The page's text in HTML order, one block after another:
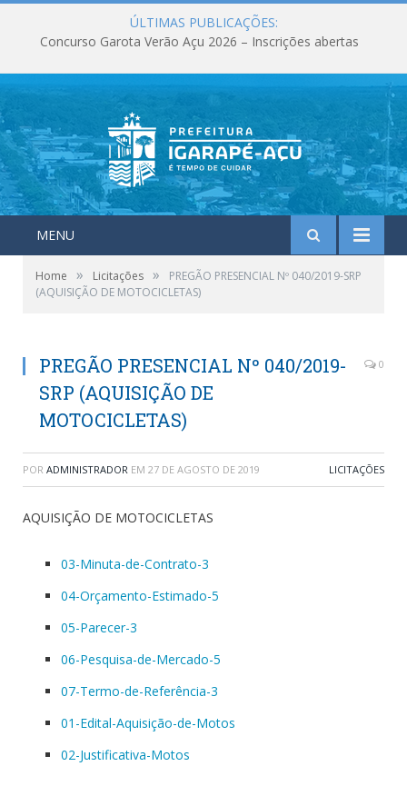
ÚLTIMAS PUBLICAÇÕES:
Concurso Garota Verão Açu 2026 – Inscrições abertas
MENU
Home » Licitações »
PREGÃO PRESENCIAL Nº 040/2019-SRP
(AQUISIÇÃO DE MOTOCICLETAS)
PREGÃO PRESENCIAL Nº 040/2019-
SRP (AQUISIÇÃO DE
MOTOCICLETAS)
0
POR ADMINISTRADOR EM 27 DE AGOSTO DE 2019 LICITAÇÕES
AQUISIÇÃO DE MOTOCICLETAS
03-Minuta-de-Contrato-3
04-Orçamento-Estimado-5
05-Parecer-3
06-Pesquisa-de-Mercado-5
07-Termo-de-Referência-3
01-Edital-Aquisição-de-Motos
02-Justificativa-Motos